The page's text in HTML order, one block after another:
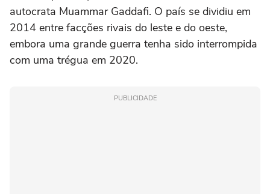
autocrata Muammar Gaddafi. O país se dividiu em
2014 entre facções rivais do leste e do oeste,
embora uma grande guerra tenha sido interrompida
com uma trégua em 2020.
PUBLICIDADE